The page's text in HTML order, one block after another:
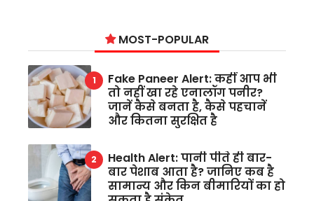
MOST-POPULAR
Fake Paneer Alert: कहीं आप भी
तो नहीं खा रहे एनालॉग पनीर?
जानें कैसे बनता है, कैसे पहचानें
और कितना सुरक्षित है
Health Alert: पानी पीते ही बार-
बार पेशाब आता है? जानिए कब है
सामान्य और किन बीमारियों का हो